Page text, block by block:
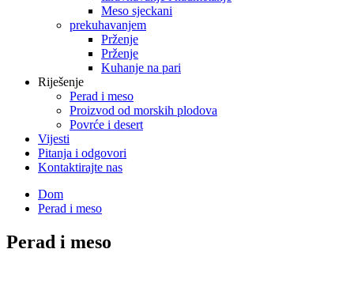
Meso sjeckani
prekuhavanjem
Prženje
Prženje
Kuhanje na pari
Riješenje
Perad i meso
Proizvod od morskih plodova
Povrće i desert
Vijesti
Pitanja i odgovori
Kontaktirajte nas
Dom
Perad i meso
Perad i meso